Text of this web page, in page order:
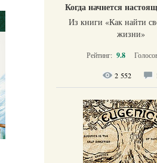
Когда начнется
Из книги «Как найти
жизни​»
Рейтинг: 9.8
2 552